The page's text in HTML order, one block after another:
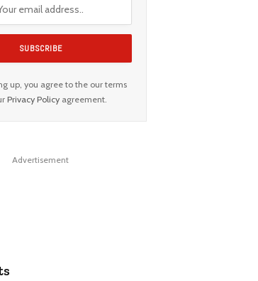
up, you agree to the our terms
Privacy Policyagreement.
Advertisement